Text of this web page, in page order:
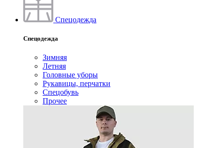
Спецодежда
Спецодежда
Зимняя
Летняя
Головные уборы
Рукавицы, перчатки
Спецобувь
Прочее